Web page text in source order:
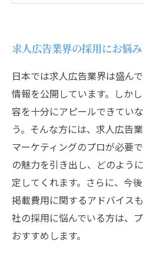
求人広告業界の採用にお悩
日本では求人広告業界は盛ん
情報を公開しています。しか
容を十分にアピールできてい
う。そんな方には、求人広告
マーケティングのプロが必要
の魅力を引き出し、どのよう
定してくれます。さらに、今
掲載費用に関するアドバイス
社の採用に悩んでいる方は、
おすすめします。